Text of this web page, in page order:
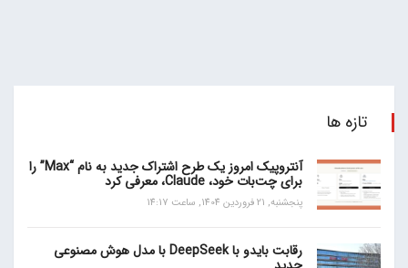
تازه ها
آنتروپیک امروز یک طرح اشتراک جدید به نام “Max” را
برای چت‌بات خود، Claude، معرفی کرد
پنجشنبه, 21 فروردین 1404, ساعت 14:17
رقابت بایدو با DeepSeek با مدل هوش مصنوعی